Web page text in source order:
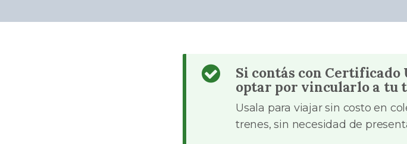
Si contás con Certificado
optar por vincularlo a tu
Usala para viajar sin costo en
trenes, sin necesidad de